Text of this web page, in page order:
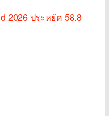
2026 ประหยัด 58.8